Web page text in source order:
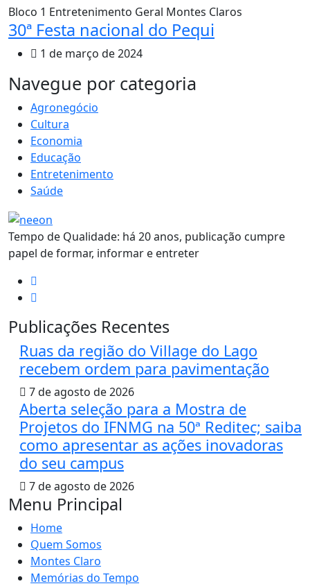
Bloco 1 Entretenimento Geral Montes Claros
30ª Festa nacional do Pequi
1 de março de 2024
MAIS VISTOS
Navegue por categoria
Agronegócio
Cultura
Economia
Educação
Entretenimento
Saúde
Tempo de Qualidade: há 20 anos, publicação cumpre
papel de formar, informar e entreter
Publicações Recentes
Ruas da região do Village do Lago
recebem ordem para pavimentação
7 de agosto de 2026
Aberta seleção para a Mostra de
Projetos do IFNMG na 50ª Reditec; saiba
como apresentar as ações inovadoras
do seu campus
7 de agosto de 2026
Menu Principal
Home
Quem Somos
Montes Claro
Memórias do Tempo